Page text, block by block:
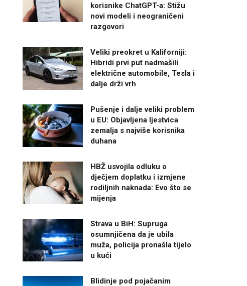
korisnike ChatGPT-a: Stižu
novi modeli i neograničeni
razgovori
Veliki preokret u Kaliforniji:
Hibridi prvi put nadmašili
električne automobile, Tesla i
dalje drži vrh
Pušenje i dalje veliki problem
u EU: Objavljena ljestvica
zemalja s najviše korisnika
duhana
HBŽ usvojila odluku o
dječjem doplatku i izmjene
rodiljnih naknada: Evo što se
mijenja
Strava u BiH: Supruga
osumnjičena da je ubila
muža, policija pronašla tijelo
u kući
Blidinje pod pojačanim